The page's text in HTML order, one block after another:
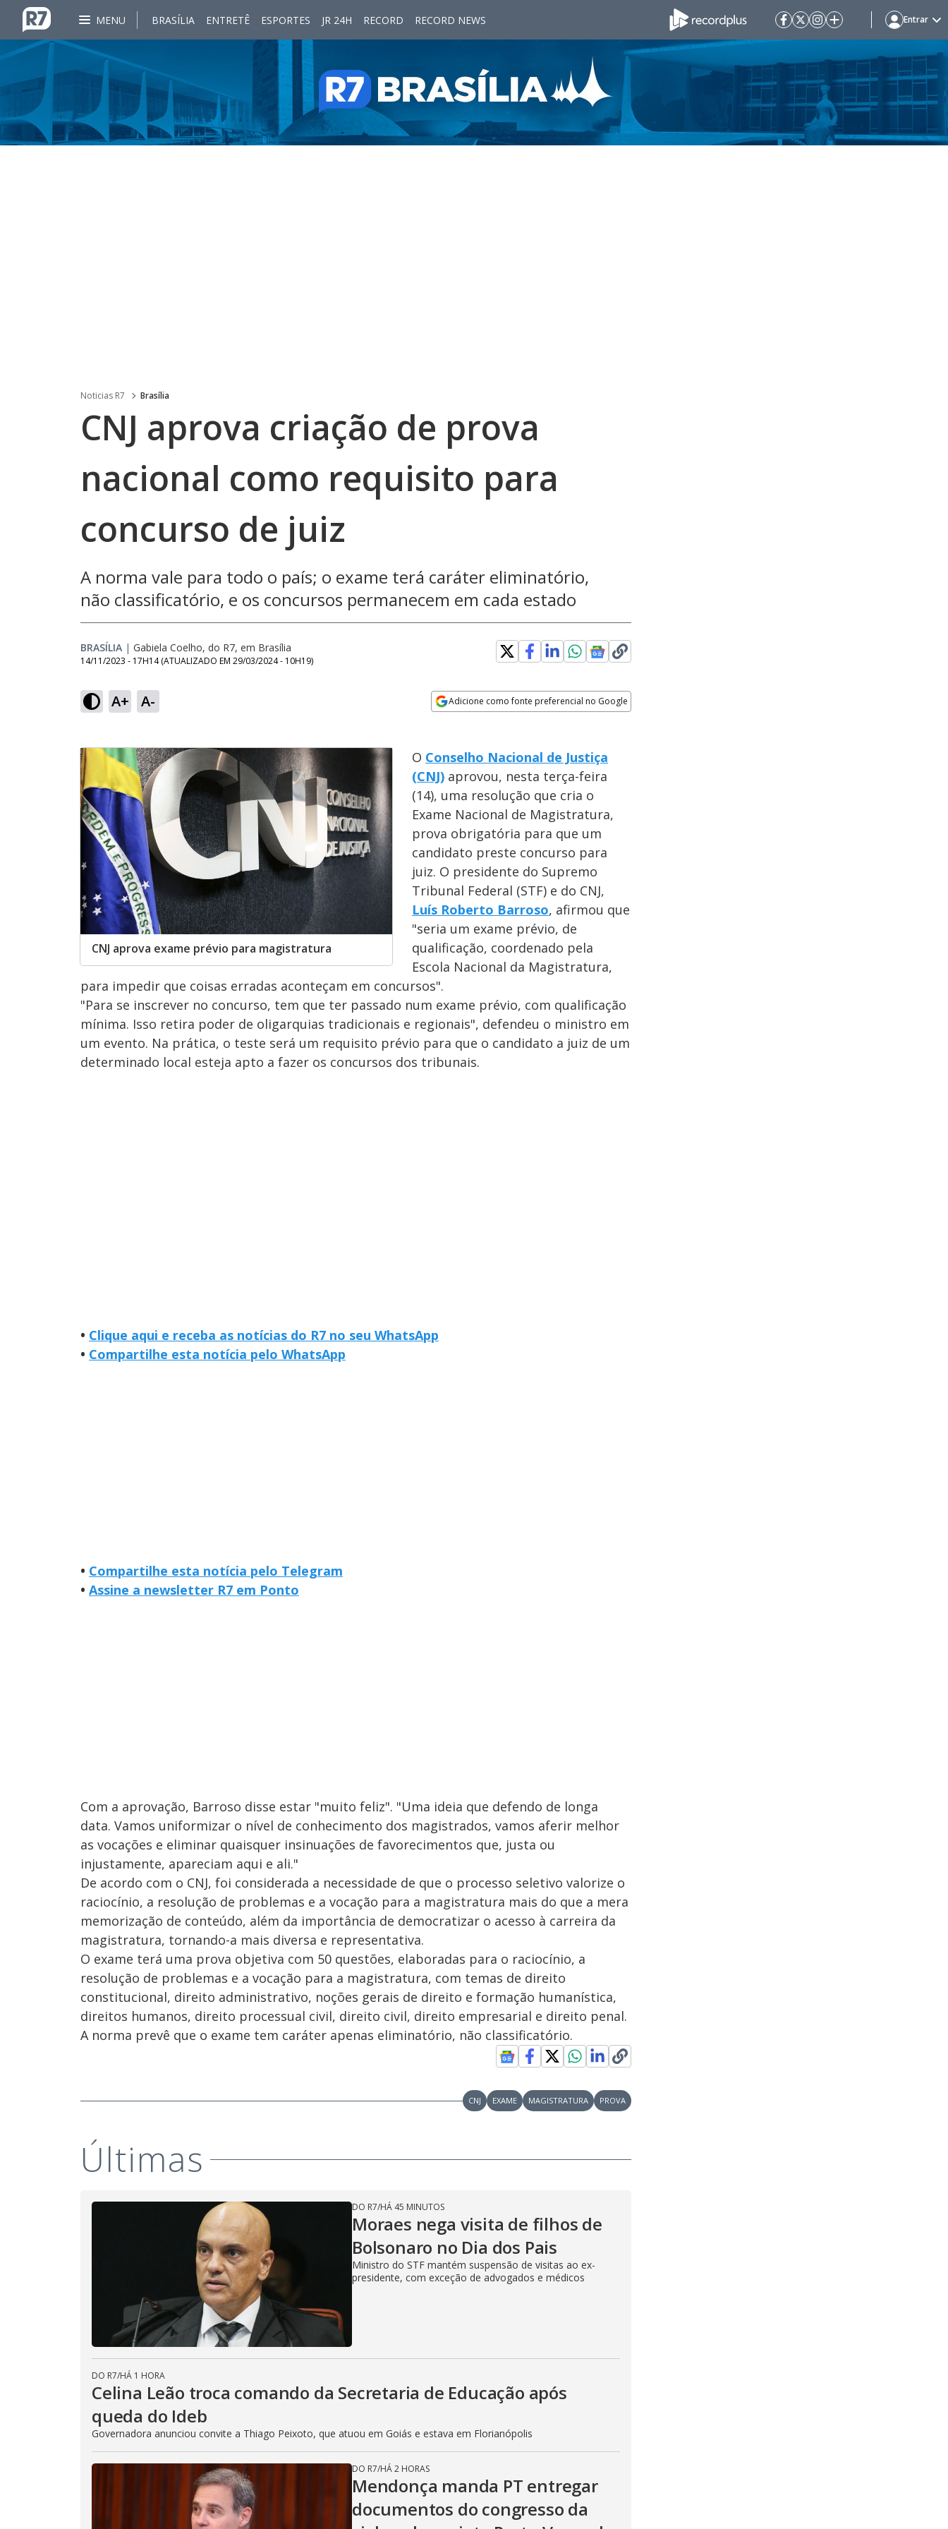
MENU BRASÍLIA ENTRETÊ ESPORTES JR 24H RECORD RECORD NEWS Entrar
Noticias R7 Brasília
CNJ aprova criação de prova
nacional como requisito para
concurso de juiz
A norma vale para todo o país; o exame terá caráter eliminatório,
não classificatório, e os concursos permanecem em cada estado
BRASÍLIA | Gabiela Coelho, do R7, em Brasília
14/11/2023 - 17H14 (ATUALIZADO EM 29/03/2024 - 10H19)
A+ A- Adicione como fonte preferencial no Google
CNJ aprova exame prévio para magistratura
O Conselho Nacional de Justiça
(CNJ) aprovou, nesta terça-feira
(14), uma resolução que cria o
Exame Nacional de Magistratura,
prova obrigatória para que um
candidato preste concurso para
juiz. O presidente do Supremo
Tribunal Federal (STF) e do CNJ,
Luís Roberto Barroso, afirmou que
"seria um exame prévio, de
qualificação, coordenado pela
Escola Nacional da Magistratura,
para impedir que coisas erradas aconteçam em concursos".
"Para se inscrever no concurso, tem que ter passado num exame prévio, com qualificação
mínima. Isso retira poder de oligarquias tradicionais e regionais", defendeu o ministro em
um evento. Na prática, o teste será um requisito prévio para que o candidato a juiz de um
determinado local esteja apto a fazer os concursos dos tribunais.
• Clique aqui e receba as notícias do R7 no seu WhatsApp
• Compartilhe esta notícia pelo WhatsApp
• Compartilhe esta notícia pelo Telegram
• Assine a newsletter R7 em Ponto
Com a aprovação, Barroso disse estar "muito feliz". "Uma ideia que defendo de longa
data. Vamos uniformizar o nível de conhecimento dos magistrados, vamos aferir melhor
as vocações e eliminar quaisquer insinuações de favorecimentos que, justa ou
injustamente, apareciam aqui e ali."
De acordo com o CNJ, foi considerada a necessidade de que o processo seletivo valorize o
raciocínio, a resolução de problemas e a vocação para a magistratura mais do que a mera
memorização de conteúdo, além da importância de democratizar o acesso à carreira da
magistratura, tornando-a mais diversa e representativa.
O exame terá uma prova objetiva com 50 questões, elaboradas para o raciocínio, a
resolução de problemas e a vocação para a magistratura, com temas de direito
constitucional, direito administrativo, noções gerais de direito e formação humanística,
direitos humanos, direito processual civil, direito civil, direito empresarial e direito penal.
A norma prevê que o exame tem caráter apenas eliminatório, não classificatório.
CNJ EXAME MAGISTRATURA PROVA
Últimas
DO R7/HÁ 45 MINUTOS
Moraes nega visita de filhos de
Bolsonaro no Dia dos Pais
Ministro do STF mantém suspensão de visitas ao ex-
presidente, com exceção de advogados e médicos
DO R7/HÁ 1 HORA
Celina Leão troca comando da Secretaria de Educação após
queda do Ideb
Governadora anunciou convite a Thiago Peixoto, que atuou em Goiás e estava em Florianópolis
DO R7/HÁ 2 HORAS
Mendonça manda PT entregar
documentos do congresso da